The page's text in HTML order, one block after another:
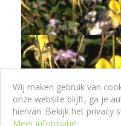
Wij maken gebruik van
onze website blijft, ga je
hiervan. Bekijk het privacy
Meer informatie